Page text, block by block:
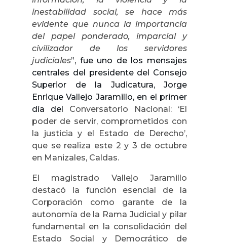
inestabilidad social, se hace más
evidente que nunca la importancia
del papel ponderado, imparcial y
civilizador de los servidores
judiciales”, fue uno de los mensajes
centrales del presidente del Consejo
Superior de la Judicatura, Jorge
Enrique Vallejo Jaramillo, en el primer
día del Conversatorio Nacional: ‘El
poder de servir, comprometidos con
la justicia y el Estado de Derecho’,
que se realiza este 2 y 3 de octubre
en Manizales, Caldas.
El magistrado Vallejo Jaramillo
destacó la función esencial de la
Corporación como garante de la
autonomía de la Rama Judicial y pilar
fundamental en la consolidación del
Estado Social y Democrático de